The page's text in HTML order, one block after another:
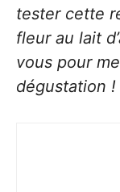
tester cette
fleur au lait
vous pour
dégustation !